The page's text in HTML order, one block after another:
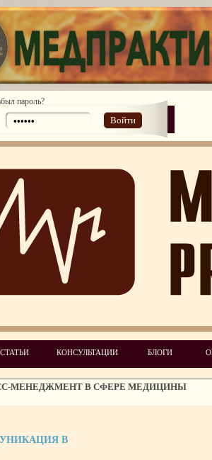
пароль?
Войти
СТАТЬИ КОНСУЛЬТАЦИИ БЛОГИ
ХОТЯТ ПАЦИЕНТЫ КАТЕГОРИИ VIP
В СЕТИ ИНТЕРНЕТ: SERM, ИЛИ КАК
ПРЕДСТАВИТЕЛЯ ПАЦИЕНТА В УКРАИНЕ
И УГОЛОВНОМ СУДОПРОИЗВОДСТВЕ
В